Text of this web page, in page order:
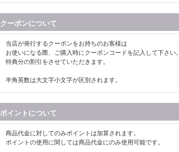
クーポンについて
当店が発行するクーポンをお持ちのお客様は
お使いになる際、ご購入時にクーポンコードを記入して下さい。
特典分の割引をさせていただきます。
半角英数は大文字小文字が区別されます。
ポイントについて
商品代金に対してのみポイントは加算されます。
ポイントの使用に関しては商品代金にのみ使用可能です。